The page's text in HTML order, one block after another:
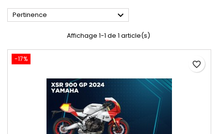
Pertinence 
Affichage 1-1 de 1 article(s)
-17%
favorite_border